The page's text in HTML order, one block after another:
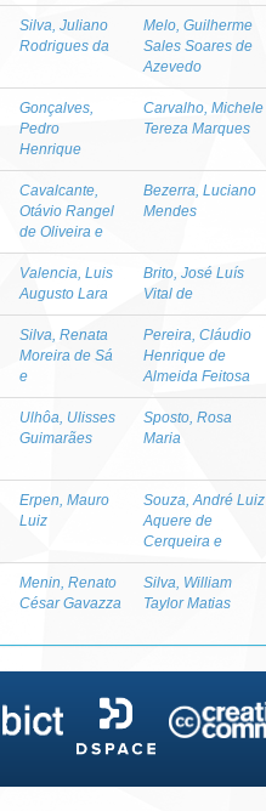
Silva, Juliano
Rodrigues da
Melo, Guilherme
Sales Soares de
Azevedo
Gonçalves,
Pedro
Henrique
Carvalho, Michele
Tereza Marques
Cavalcante,
Otávio Rangel
de Oliveira e
Bezerra, Luciano
Mendes
Valencia, Luis
Augusto Lara
Brito, José Luís
Vital de
Silva, Renata
Moreira de Sá
e
Pereira, Cláudio
Henrique de
Almeida Feitosa
Ulhôa, Ulisses
Guimarães
Sposto, Rosa
Maria
Erpen, Mauro
Luiz
Souza, André Luiz
Aquere de
Cerqueira e
Menin, Renato
César Gavazza
Silva, William
Taylor Matias